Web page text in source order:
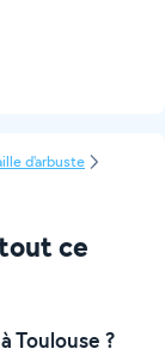
d'arbuste
ce
Toulouse ?